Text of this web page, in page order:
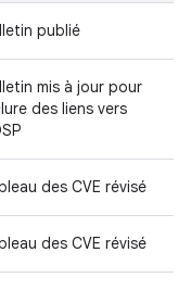
publié
mis à jour pour
des liens vers
des CVE révisé
des CVE révisé